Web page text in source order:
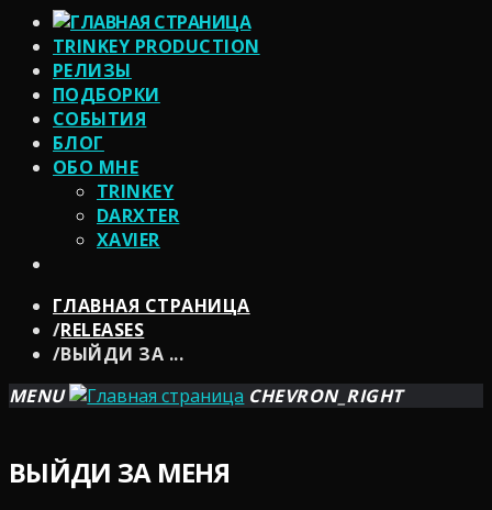
TRINKEY PRODUCTION
РЕЛИЗЫ
ПОДБОРКИ
СОБЫТИЯ
БЛОГ
ОБО МНЕ
TRINKEY
DARXTER
XAVIER
ГЛАВНАЯ СТРАНИЦА
/RELEASES
/ВЫЙДИ ЗА ...
MENU
CHEVRON_RIGHT
ВЫЙДИ ЗА МЕНЯ